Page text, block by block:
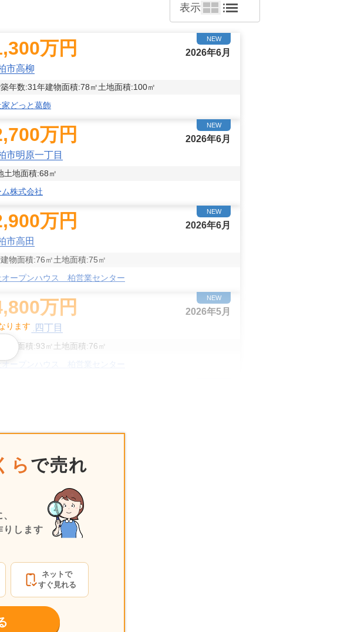
表示
NEW
万円
2026年6月
市高柳
築年数:31年建物面積:78㎡土地面積:100㎡
どっと葛飾
NEW
万円
2026年6月
市明原一丁目
土地面積:68㎡
株式会社
NEW
万円
2026年6月
市高田
建物面積:76㎡土地面積:75㎡
オープンハウス 柏営業センター
NEW
万円
2026年5月
市明原四丁目
建物面積:93㎡ 土地面積:76㎡
オープンハウス 柏営業センター
建物面積:88㎡土地面積:88㎡
4,500 万円
建物面積: ㎡土地面積:
オープンハウス 柏営業センター
万円
市篠籠田
建物面積:93㎡
ープンハウス 柏営業センター
ります
ら で売れ
りします
ネットで
すぐ見れる